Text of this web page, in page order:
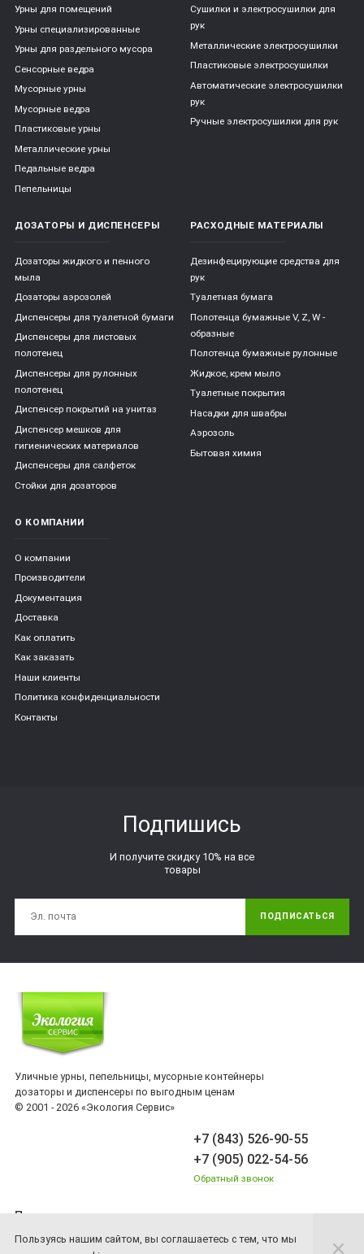
Пользуясь нашим сайтом, вы соглашаетесь с тем, что мы
Урны для помещений
Урны специализированные
Урны для раздельного мусора
Сенсорные ведра
Мусорные урны
Мусорные ведра
Пластиковые урны
Металлические урны
Педальные ведра
Пепельницы
Сушилки и электросушилки для
рук
Металлические электросушилки
Пластиковые электросушилки
Автоматические электросушилки
рук
Ручные электросушилки для рук
ДОЗАТОРЫ И ДИСПЕНСЕРЫ
Дозаторы жидкого и пенного
мыла
Дозаторы аэрозолей
Диспенсеры для туалетной бумаги
Диспенсеры для листовых
полотенец
Диспенсеры для рулонных
полотенец
Диспенсер покрытий на унитаз
Диспенсер мешков для
гигиенических материалов
Диспенсеры для салфеток
Стойки для дозаторов
РАСХОДНЫЕ МАТЕРИАЛЫ
Дезинфецирующие средства для
рук
Туалетная бумага
Полотенца бумажные V, Z, W -
образные
Полотенца бумажные рулонные
Жидкое, крем мыло
Туалетные покрытия
Насадки для швабры
Аэрозоль
Бытовая химия
О КОМПАНИИ
О компании
Производители
Документация
Доставка
Как оплатить
Как заказать
Наши клиенты
Политика конфиденциальности
Контакты
Подпишись
И получите скидку 10% на все
товары
ПОДПИСАТЬСЯ
Уличные урны, пепельницы, мусорные контейнеры
дозаторы и диспенсеры по выгодным ценам
© 2001 - 2026 «Экология Сервис»
+7 (843) 526-90-55
+7 (905) 022-54-56
Обратный звонок
Принимаем платежи